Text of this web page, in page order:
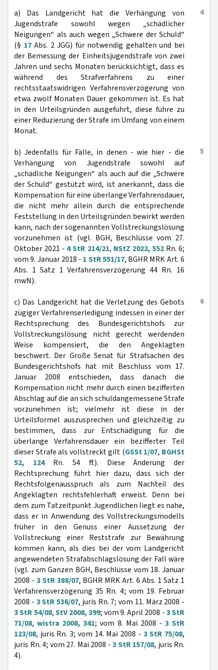
4
a) Das Landgericht hat die Verhängung von
Jugendstrafe sowohl wegen „schädlicher
Neigungen“ als auch wegen „Schwere der Schuld“
(§ 17Abs. 2 JGG) für notwendig gehalten und bei
der Bemessung der Einheitsjugendstrafe von zwei
Jahren und sechs Monaten berücksichtigt, dass es
während des Strafverfahrens zu einer
rechtsstaatswidrigen Verfahrensverzögerung von
etwa zwölf Monaten Dauer gekommen ist. Es hat
in den Urteilsgründen ausgeführt, diese führe zu
einer Reduzierung der Strafe im Umfang von einem
Monat.
5
b) Jedenfalls für Fälle, in denen - wie hier - die
Verhängung von Jugendstrafe sowohl auf
„schädliche Neigungen“ als auch auf die „Schwere
der Schuld“ gestützt wird, ist anerkannt, dass die
Kompensation für eine überlange Verfahrensdauer,
die nicht mehr allein durch die entsprechende
Feststellung in den Urteilsgründen bewirkt werden
kann, nach der sogenannten Vollstreckungslösung
vorzunehmen ist (vgl. BGH, Beschlüsse vom 27.
Oktober 2021 -4 StR 214/21, NStZ 2022, 552Rn. 6;
vom 9. Januar 2018 - 1 StR 551/17, BGHR MRK Art. 6
Abs. 1 Satz 1 Verfahrensverzögerung 44 Rn. 16
mwN).
6
c) Das Landgericht hat die Verletzung des Gebots
zügiger Verfahrenserledigung indessen in einer der
Rechtsprechung des Bundesgerichtshofs zur
Vollstreckungslösung nicht gerecht werdenden
Weise kompensiert, die den Angeklagten
beschwert. Der Große Senat für Strafsachen des
Bundesgerichtshofs hat mit Beschluss vom 17.
Januar 2008 entschieden, dass danach die
Kompensation nicht mehr durch einen bezifferten
Abschlag auf die an sich schuldangemessene Strafe
vorzunehmen ist; vielmehr ist diese in der
Urteilsformel auszusprechen und gleichzeitig zu
bestimmen, dass zur Entschädigung für die
überlange Verfahrensdauer ein bezifferter Teil
dieser Strafe als vollstreckt gilt (GSSt 1/07, BGHSt
52, 124Rn. 54 ff.). Diese Änderung der
Rechtsprechung führt hier dazu, dass sich der
Rechtsfolgenausspruch als zum Nachteil des
Angeklagten rechtsfehlerhaft erweist. Denn bei
dem zum Tatzeitpunkt Jugendlichen liegt es nahe,
dass er in Anwendung des Vollstreckungsmodells
früher in den Genuss einer Aussetzung der
Vollstreckung einer Reststrafe zur Bewährung
kommen kann, als dies bei der vom Landgericht
angewendeten Strafabschlagslösung der Fall wäre
(vgl. zum Ganzen BGH, Beschlüsse vom 18. Januar
2008 - 3 StR 388/07, BGHR MRK Art. 6 Abs. 1 Satz 1
Verfahrensverzögerung 35 Rn. 4; vom 19. Februar
2008 - 3 StR 536/07, juris Rn. 7; vom 11. März 2008 -
3 StR 54/08,StV 2008, 399; vom 9. April 2008 -3 StR
71/08,wistra 2008, 341; vom 8. Mai 2008 - 3 StR
123/08, juris Rn. 3; vom 14. Mai 2008 - 3 StR 75/08,
juris Rn. 4; vom 27. Mai 2008 -3 StR 157/08, juris Rn.
4).